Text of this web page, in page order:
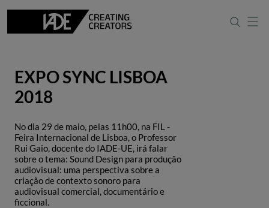
EXPO SYNC LISBOA
2018
No dia 29 de maio, pelas 11h00, na FIL -
Feira Internacional de Lisboa, o Professor
Rui Gaio, docente do IADE-UE, irá falar
sobre o tema: Sound Design para produção
audiovisual: uma perspectiva sobre a
criação de contexto sonoro para
audiovisual comercial, documentário e
ficcional.